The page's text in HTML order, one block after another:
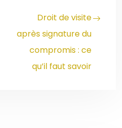
Droit de visite
après signature du
compromis : ce
qu’il faut savoir